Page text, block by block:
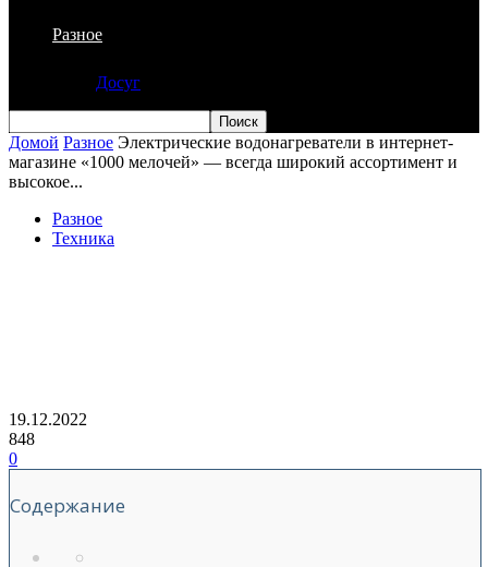
Разное
Досуг
Домой Разное Электрические водонагреватели в интернет-
магазине «1000 мелочей» — всегда широкий ассортимент и
высокое...
Разное
Техника
19.12.2022
848
0
Содержание